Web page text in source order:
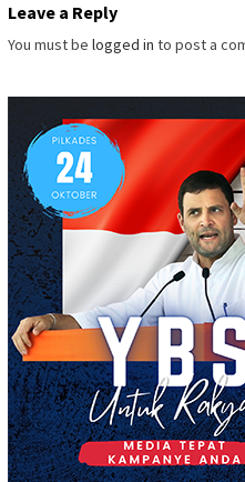
Leave a Reply
You must be logged in to post a